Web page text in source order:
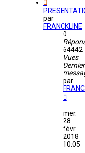
par
FRANCKLINE
0
64442
Vues
Dernier
par
mer.
28
févr.
2018
10:05